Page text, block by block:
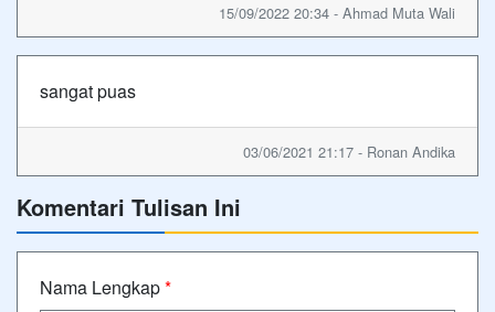
15/09/2022 20:34 - Ahmad Muta Wali
sangat puas
03/06/2021 21:17 - Ronan Andika
Komentari Tulisan Ini
Nama Lengkap*